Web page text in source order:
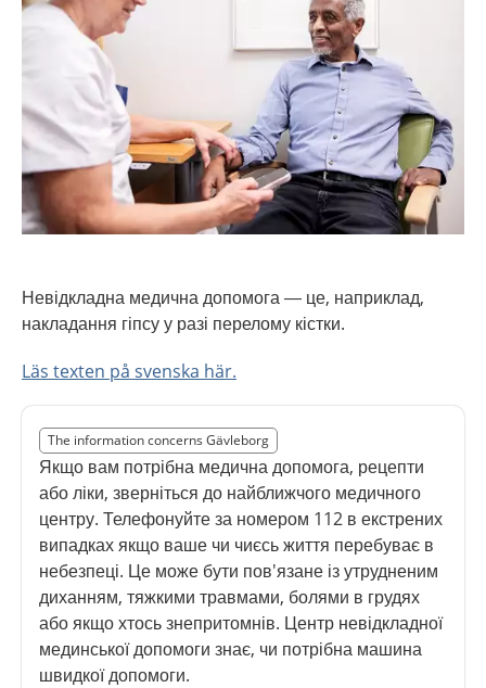
Невідкладна медична допомога — це, наприклад,
накладання гіпсу у разі перелому кістки.
Läs texten på svenska här.
Nedan innehåll gäller region Gävleborg
The information concerns Gävleborg
Якщо вам потрібна медична допомога, рецепти
або ліки, зверніться до найближчого медичного
центру. Телефонуйте за номером 112 в екстрених
випадках якщо ваше чи чиєсь життя перебуває в
небезпеці. Це може бути пов'язане із утрудненим
диханням, тяжкими травмами, болями в грудях
або якщо хтось знепритомнів. Центр невідкладної
мединської допомоги знає, чи потрібна машина
швидкої допомоги.
Slut på det regionala tillägget från region Gävleborg